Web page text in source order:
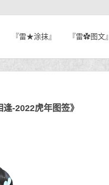
『雷★涂抹』 『雷✿图文』
-2022虎年图签》